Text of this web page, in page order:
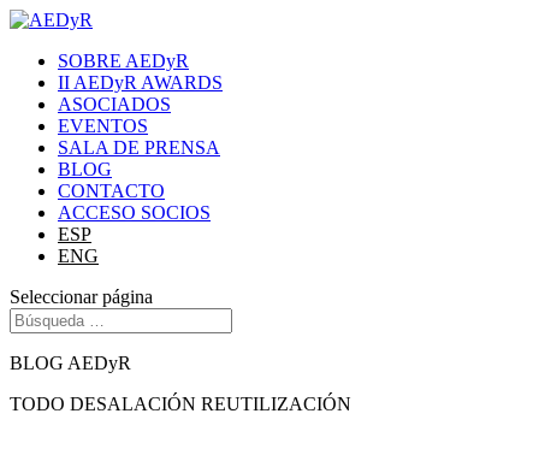
SOBRE AEDyR
II AEDyR AWARDS
ASOCIADOS
EVENTOS
SALA DE PRENSA
BLOG
CONTACTO
ACCESO SOCIOS
ESP
ENG
Seleccionar página
BLOG AEDyR
TODO DESALACIÓN REUTILIZACIÓN